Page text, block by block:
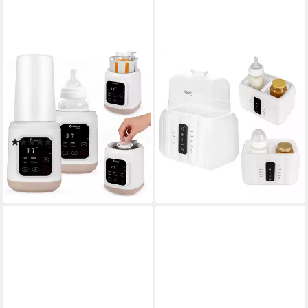
Babyflaschenwärmer
THERMUP 3.0, 400W/6
Modi/Sterilisation 99,9%/35–
100°C/24h Warmhalten
(1)
39,99 € 49,99 €
-20%
lieferbar - in 2-3 Werktagen bei dir
Babyflaschenwärmer
THERMUP DUO, 6in1-
Funktion/Doppelkammer/
39,99 €
-20%
lieferbar - in 2-3 Werktagen bei dir